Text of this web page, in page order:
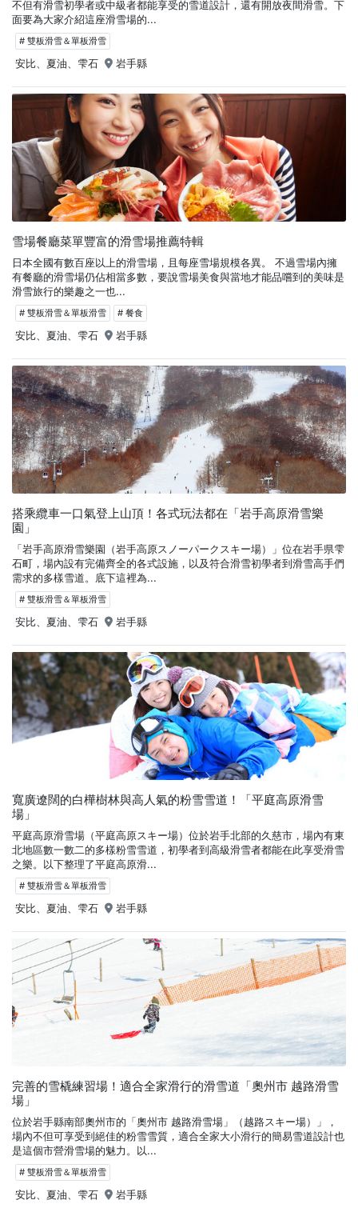
不但有滑雪初學者或中級者都能享受的雪道設計，還有開放夜間滑雪。下
面要為大家介紹這座滑雪場的...
# 雙板滑雪＆單板滑雪
安比、夏油、雫石 岩手縣
雪場餐廳菜單豐富的滑雪場推薦特輯
日本全國有數百座以上的滑雪場，且每座雪場規模各異。 不過雪場內擁
有餐廳的滑雪場仍佔相當多數，要說雪場美食與當地才能品嚐到的美味是
滑雪旅行的樂趣之一也...
# 雙板滑雪＆單板滑雪 # 餐食
安比、夏油、雫石 岩手縣
搭乘纜車一口氣登上山頂！各式玩法都在「岩手高原滑雪樂
園」
「岩手高原滑雪樂園（岩手高原スノーパークスキー場）」位在岩手県雫
石町，場內設有完備齊全的各式設施，以及符合滑雪初學者到滑雪高手們
需求的多樣雪道。底下這裡為...
# 雙板滑雪＆單板滑雪
安比、夏油、雫石 岩手縣
寬廣遼闊的白樺樹林與高人氣的粉雪雪道！「平庭高原滑雪
場」
平庭高原滑雪場（平庭高原スキー場）位於岩手北部的久慈市，場內有東
北地區數一數二的多樣粉雪雪道，初學者到高級滑雪者都能在此享受滑雪
之樂。以下整理了平庭高原滑...
# 雙板滑雪＆單板滑雪
安比、夏油、雫石 岩手縣
完善的雪橇練習場！適合全家滑行的滑雪道「奧州市 越路滑雪
場」
位於岩手縣南部奧州市的「奧州市 越路滑雪場」（越路スキー場）」，
場內不但可享受到絕佳的粉雪雪質，適合全家大小滑行的簡易雪道設計也
是這個市營滑雪場的魅力。以...
# 雙板滑雪＆單板滑雪
安比、夏油、雫石 岩手縣